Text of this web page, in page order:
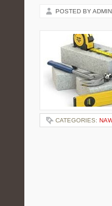
POSTED BY ADMIN
CATEGORIES: